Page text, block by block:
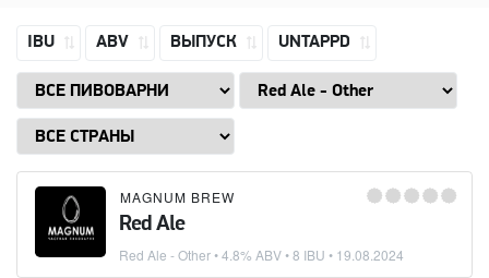
IBU ABV ВЫПУСК UNTAPPD
MAGNUM BREW
Red Ale
Red Ale - Other• 4.8% ABV • 8 IBU • 19.08.2024